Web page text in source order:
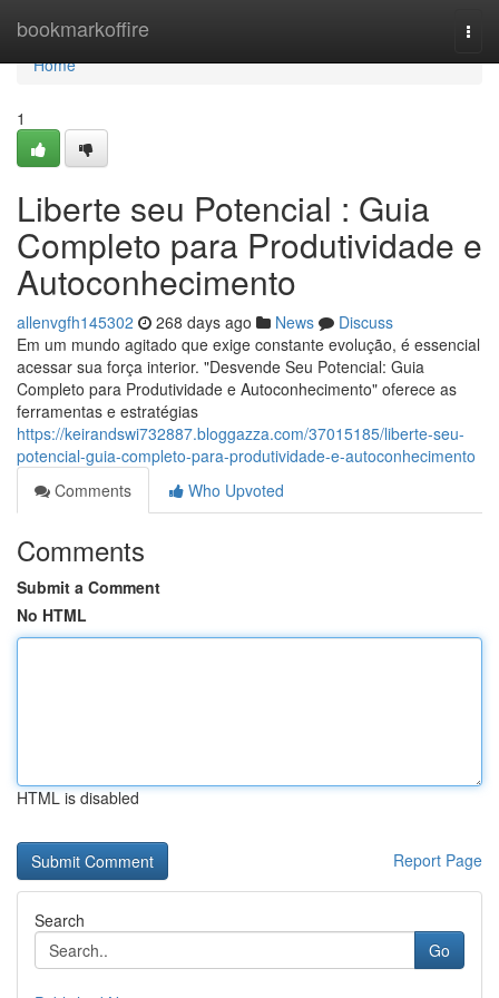
bookmarkoffire
Home
Home
1
Liberte seu Potencial : Guia
Completo para Produtividade e
Autoconhecimento
allenvgfh145302 268 days ago News
Discuss
Em um mundo agitado que exige constante evolução, é essencial
acessar sua força interior. "Desvende Seu Potencial: Guia
Completo para Produtividade e Autoconhecimento" oferece as
ferramentas e estratégias
https://keirandswi732887.bloggazza.com/37015185/liberte-seu-
potencial-guia-completo-para-produtividade-e-autoconhecimento
Comments
Who Upvoted
Comments
Submit a Comment
No HTML
HTML is disabled
Report Page
Search
Go